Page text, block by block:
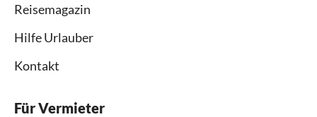
Reisemagazin
Hilfe Urlauber
Kontakt
Für Vermieter